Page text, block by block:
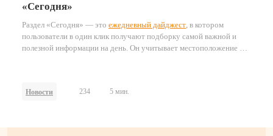
«Сегодня»
Раздел «Сегодня» — это ежедневный дайджест, в котором
пользователи в один клик получают подборку самой важной и
полезной информации на день. Он учитывает местоположение и
Новости 234 5 мин.